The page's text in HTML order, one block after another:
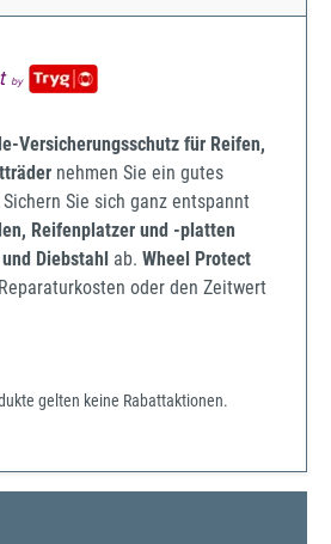
Versicherungsschutz für Reifen,
nehmen Sie ein gutes
Sie sich ganz entspannt
Reifenplatzer und -platten
Diebstahl ab. Wheel Protect
oder den Zeitwert
gelten keine Rabattaktionen.